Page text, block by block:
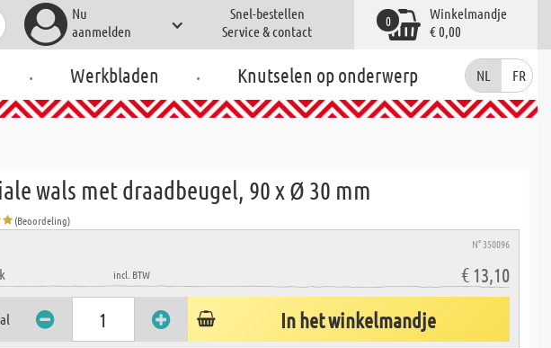
Nu
aanmelden
Snel-bestellen
Service & contact
Winkelmandje
€ 0,00
0
. Werkbladen . Knutselen op onderwerp NL FR
wals met draadbeugel, 90 x Ø 30 mm
(Beoordeling)
N° 350096
incl. BTW € 13,10
In het winkelmandje